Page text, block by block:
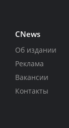
CNews
Об издании
Реклама
Вакансии
Контакты